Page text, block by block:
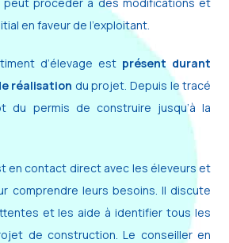
en faveur de l’exploitant.
d’élevage est présent durant
réalisation du projet. Depuis le tracé
du permis de construire jusqu’à la
en contact direct avec les éleveurs et
comprendre leurs besoins. Il discute
et les aide à identifier tous les
de construction. Le conseiller en